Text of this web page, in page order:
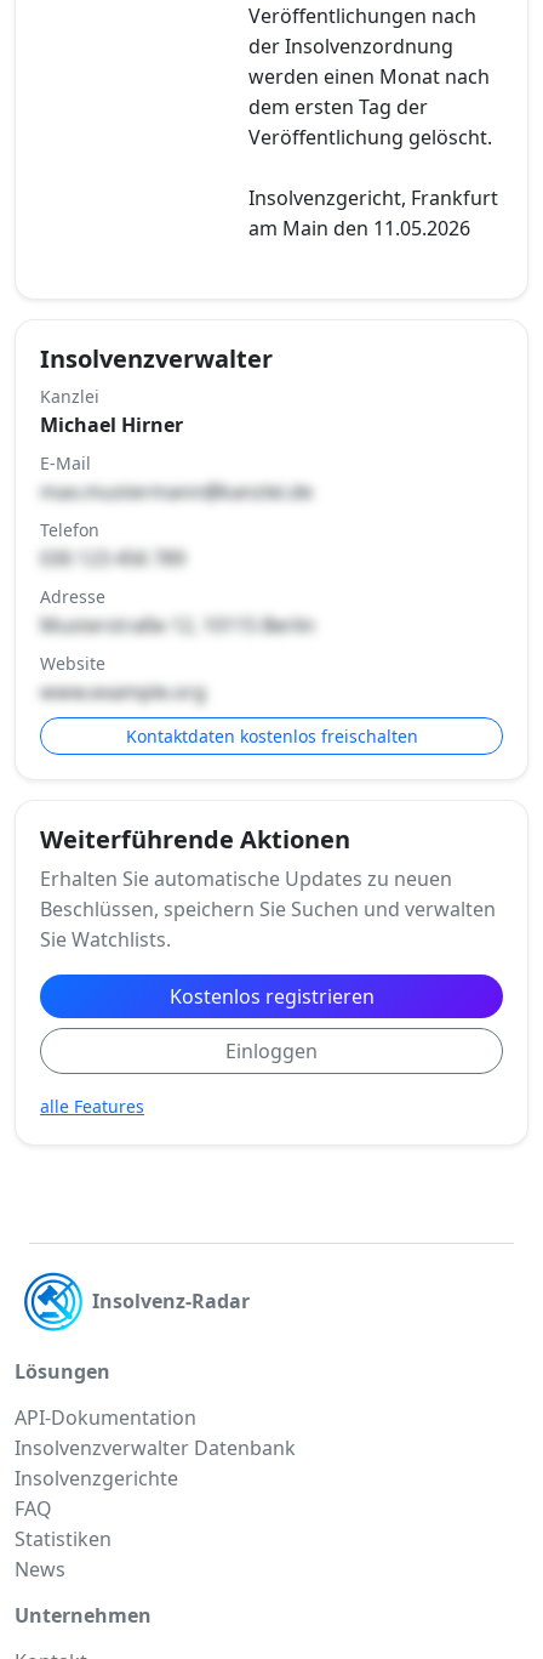
Veröffentlichungen nach
der Insolvenzordnung
werden einen Monat nach
dem ersten Tag der
Veröffentlichung gelöscht.
Insolvenzgericht, Frankfurt
am Main den 11.05.2026
Insolvenzverwalter
Kanzlei
Michael Hirner
E-Mail
max.mustermann@kanzlei.de
Telefon
030 123 456 789
Adresse
Musterstraße 12, 10115 Berlin
Website
www.example.org
Kontaktdaten kostenlos freischalten
Weiterführende Aktionen
Erhalten Sie automatische Updates zu neuen
Beschlüssen, speichern Sie Suchen und verwalten
Sie Watchlists.
Kostenlos registrieren
Einloggen
alle Features
Insolvenz-Radar
Lösungen
API-Dokumentation
Insolvenzverwalter Datenbank
Insolvenzgerichte
FAQ
Statistiken
News
Unternehmen